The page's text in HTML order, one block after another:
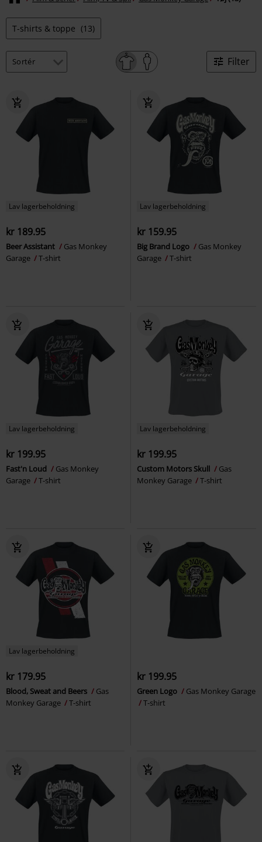
T-shirts & toppe (13)
Filter
Lav lagerbeholdning
kr 189.95
Beer Assistant
Gas Monkey
Garage
T-shirt
Lav lagerbeholdning
kr 159.95
Big Brand Logo
Gas Monkey
Garage
T-shirt
Lav lagerbeholdning
kr 199.95
Fast'n Loud
Gas Monkey
Garage
T-shirt
Lav lagerbeholdning
kr 199.95
Custom Motors Skull
Gas
Monkey Garage
T-shirt
Lav lagerbeholdning
kr 179.95
Blood, Sweat and Beers
Gas
Monkey Garage
T-shirt
kr 199.95
Green Logo
Gas Monkey Garage
T-shirt